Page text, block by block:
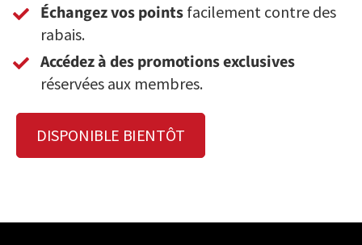
Échangez vos points facilement contre des
rabais.
Accédez à des promotions exclusives
réservées aux membres.
DISPONIBLE BIENTÔT